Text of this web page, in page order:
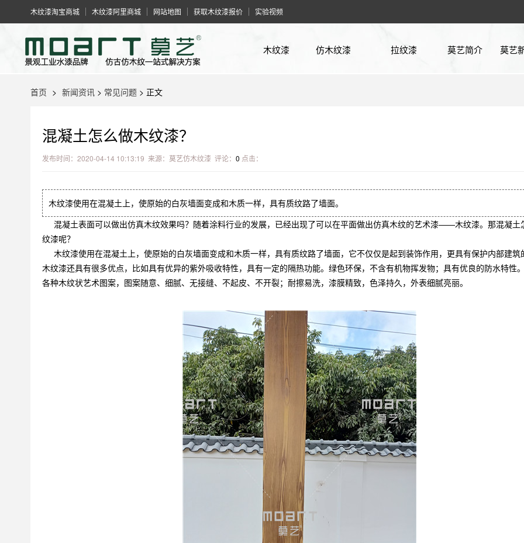
木纹漆淘宝商城 木纹漆阿里商城 网站地图 获取木纹漆报价 实验视频
木纹漆 仿木纹漆
车库木纹漆
仿古木纹漆
阳光房木纹漆
指示牌木纹漆
拉纹漆
石膏板木纹漆
PVC板木纹漆
混凝土木纹漆
莫艺简介 莫艺
首页 > 新闻资讯 > 常见问题 > 正文
混凝土怎么做木纹漆？
发布时间：2020-04-14 10:13:19 来源：莫艺仿木纹漆 评论： 0 点击：
木纹漆使用在混凝土上，使原始的白灰墙面变成和木质一样，具有质纹路了墙面。
混凝土表面可以做出仿真木纹效果吗？随着涂料行业的发展，已经出现了可以在平面做出仿真木纹的艺术漆——木纹漆。那混凝土
纹漆呢？
木纹漆使用在混凝土上，使原始的白灰墙面变成和木质一样，具有质纹路了墙面，它不仅仅是起到装饰作用，更具有保护内部建筑
木纹漆还具有很多优点，比如具有优异的紫外吸收特性，具有一定的隔热功能。绿色环保，不含有机物挥发物；具有优良的防水特性
各种木纹状艺术图案，图案随意、细腻、无接缝、不起皮、不开裂；耐擦易洗，漆膜精致，色泽持久，外表细腻亮丽。